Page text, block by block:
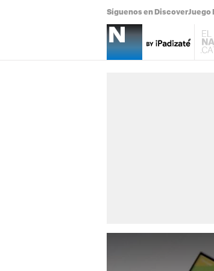
Síguenos en DiscoverJuego